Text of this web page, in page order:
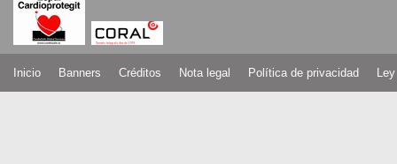
Inicio Banners Créditos Nota legal Política de privacidad